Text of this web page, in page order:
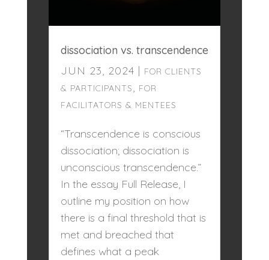
dissociation vs. transcendence
JUN 23, 2024 | FOR CLIENTS
& PARTICIPANTS, FOR
FACILITATORS & MENTEES
“Transcendence is conscious
dissociation; dissociation is
unconscious transcendence.”
In the essay Full Release, I
outline my position on how
there is a final threshold that is
met and breached that
defines what a peak